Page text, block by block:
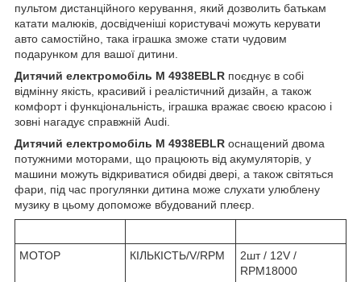
пультом дистанційного керування, який дозволить батькам
катати малюків, досвідченіші користувачі можуть керувати
авто самостійно, така іграшка зможе стати чудовим
подарунком для вашої дитини.
Дитячий електромобіль M 4938EBLR поєднує в собі
відмінну якість, красивий і реалістичний дизайн, а також
комфорт і функціональність, іграшка вражає своєю красою і
зовні нагадує справжній Audi.
Дитячий електромобіль M 4938EBLR оснащений двома
потужними моторами, що працюють від акумуляторів, у
машини можуть відкриватися обидві двері, а також світяться
фари, під час прогулянки дитина може слухати улюблену
музику в цьому допоможе вбудований плеєр.
МОТОР КІЛЬКІСТЬ/V/RPM
2шт / 12V /
RPM18000